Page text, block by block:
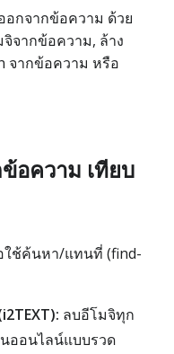
อกจากข้อความ ด้วย
จากข้อความ, ล้าง
จากข้อความ หรือ
อความ เทียบ
ใช้ค้นหา/แทนที่ (find-
ลบอีโมจิทุก
ออนไลน์แบบรวด